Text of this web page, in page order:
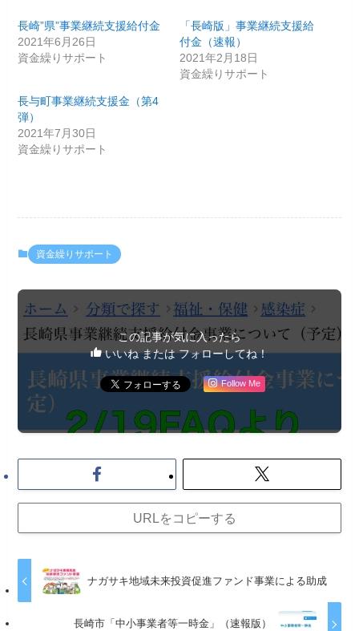
長崎”県”事業継続支援給付金
2021年6月26日
資金繰りサポート
「長崎版」事業継続支援給
付金（速報）
2021年2月18日
資金繰りサポート
長与町事業継続支援金（第4
弾）
2021年7月30日
資金繰りサポート
資金繰りサポート
この記事が気に入ったら
いいね または フォローしてね！
Follow Me
URLをコピーする
ナガサキ地域未来投資促進ファンド事業による助成
長崎市「中小事業者等一時金」（速報版）